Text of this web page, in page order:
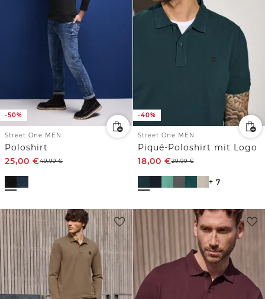
-50%
Street One MEN
Poloshirt
25,00 €49,99€
-40%
Street One MEN
Piqué-Poloshirt mit Logo
18,00 €29,99€
+ 7